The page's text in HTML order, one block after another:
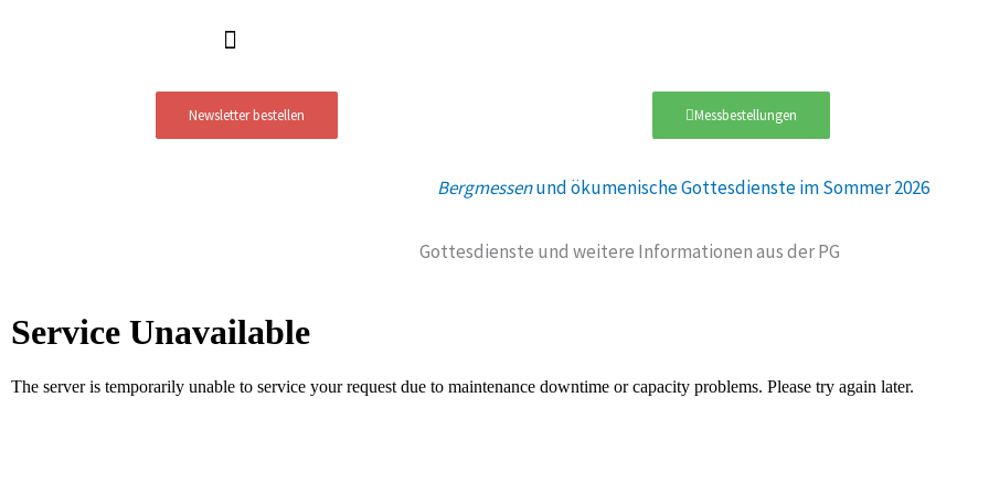
Newsletter bestellen Messbestellungen
Bergmessenund ökumenische Gottesdienste im Sommer 2026
Gottesdienste und weitere Informationen aus der PG